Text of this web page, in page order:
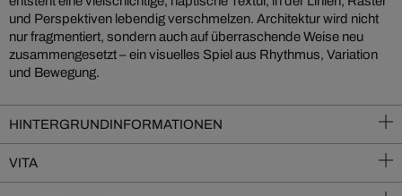
und Perspektiven lebendig verschmelzen. Architektur wird nicht
nur fragmentiert, sondern auch auf überraschende Weise neu
zusammengesetzt – ein visuelles Spiel aus Rhythmus, Variation
und Bewegung.
HINTERGRUNDINFORMATIONEN
VITA